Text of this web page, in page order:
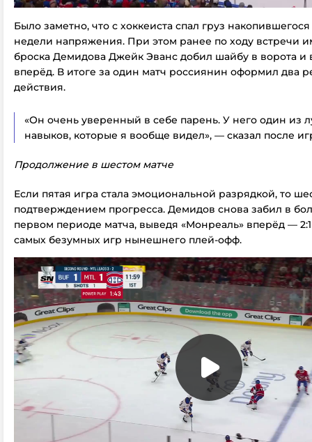
Было заметно, что с хоккеиста спал груз
недели напряжения. При этом ранее по ходу встречи
броска Демидова Джейк Эванс добил шайбу в ворота и
вперёд. В итоге за один матч россиянин оформил два
действия.
«Он очень уверенный в себе парень. У него один из
навыков, которые я вообще видел», — сказал после
Продолжение в шестом матче
Если пятая игра стала эмоциональной разрядкой, то
подтверждением прогресса. Демидов снова забил в
первом периоде матча, выведя «Монреаль» вперёд —
самых безумных игр нынешнего плей-офф.